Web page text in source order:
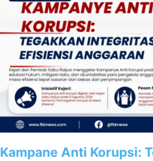
Kampane Anti Korupsi: